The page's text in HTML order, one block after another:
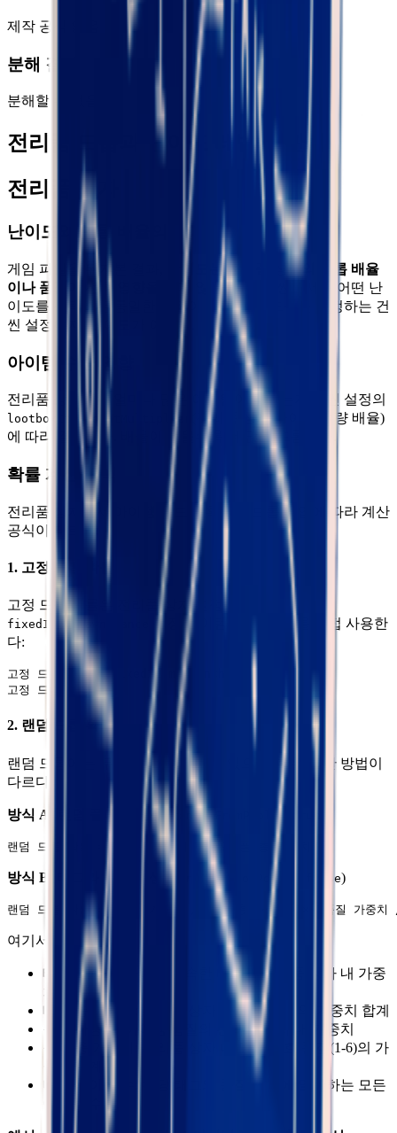
제작 공식 없음
분해 결과
분해할 수 없음
전리품 드롭과 난이도 레벨의 관계
전리품 상자
난이도와 드롭 배율의 관계
게임 파일을 뒤져본 결과,
난이도는 전리품 상자의 드롭 배율
이나 품질에 전혀 영향을 주지 않는다. 같은 씬에서는 어떤 난
이도를 선택하든 동일한 설정이 적용된다. 드롭을 결정하는 건
씬 설정이지, 난이도가 아니다.
아이템 수량 영향
전리품 상자에서 얼마나 많은 아이템이 나오는지는 씬 설정의
lootboxItemCountMultiplier
(전리품 상자 아이템 수량 배율)
에 따라 결정된다. 배율이 높을수록 더 많이 드롭된다.
확률 계산 공식
전리품 상자에서 아이템의 드롭 확률은 드롭 타입에 따라 계산
공식이 다르다:
1. 고정 드롭 확률
고정 드롭 확률은 전리품 상자 설정의
fixedItemSpawnChance
(고정 아이템 생성 확률)를 직접 사용한
다:
고정 드롭 확률 = fixedItemSpawnChance
2. 랜덤 드롭 확률
랜덤 드롭에는 두 가지 생성 방식이 있으며, 확률 계산 방법이
다르다:
방식 A: 랜덤 풀에서 생성( randomFromPool = true
방식 B: 태그와 품질로 생성 randomFromPool = false)
여기서:
태그 가중치: 아이템이 속한 태그의 전리품 상자 내 가중
치
태그 총 가중치: 전리품 상자 내 모든 태그의 가중치 합계
품질 가중치: 아이템 품질의 전리품 상자 내 가중치
품질 총 가중치: 전리품 상자 내 모든 유효 품질(1-6)의 가
중치 합계
매칭 아이템 수: 해당 태그와 품질 모두에 일치하는 모든
아이템 수